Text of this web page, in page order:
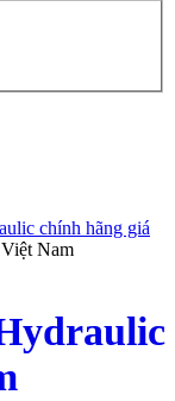
chính hãng giá
Nam